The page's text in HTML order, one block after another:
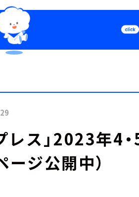
Podcast
レス」2023年4
ージ公開中）